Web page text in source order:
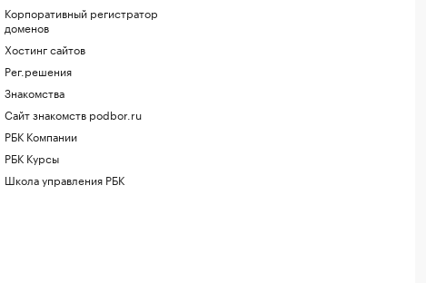
Корпоративный регистратор
доменов
Хостинг сайтов
Рег.решения
Знакомства
Сайт знакомств podbor.ru
РБК Компании
РБК Курсы
Школа управления РБК